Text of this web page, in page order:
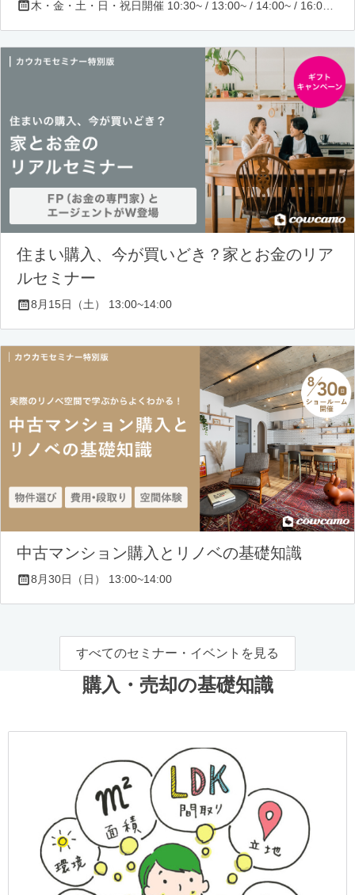
住まい購入、今が買いどき？家とお金のリア
ルセミナー
8月15日（土） 13:00~14:00
中古マンション購入とリノベの基礎知識
8月30日（日） 13:00~14:00
すべてのセミナー・イベントを見る
購入・売却の基礎知識